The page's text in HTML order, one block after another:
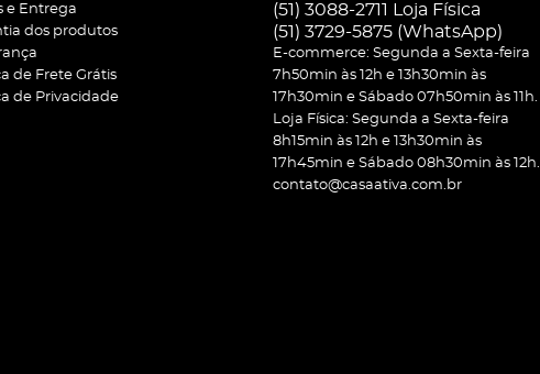
e Entrega
dos produtos
de Frete Grátis
de Privacidade
(51) 3088-2711 Loja Física
(51) 3729-5875 (WhatsApp)
E-commerce: Segunda a Sexta-feira
7h50min às 12h e 13h30min às
17h30min e Sábado 07h50min às 11h.
Loja Física: Segunda a Sexta-feira
8h15min às 12h e 13h30min às
17h45min e Sábado 08h30min às 12h.
contato@casaativa.com.br